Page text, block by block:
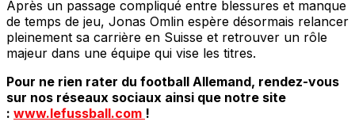
Après un passage compliqué entre blessures et manque
de temps de jeu, Jonas Omlin espère désormais relancer
pleinement sa carrière en Suisse et retrouver un rôle
majeur dans une équipe qui vise les titres.
Pour ne rien rater du football Allemand, rendez-vous
sur nos réseaux sociaux ainsi que notre site
: www.lefussball.com !